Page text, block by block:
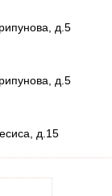
д.5
д.5
д.15